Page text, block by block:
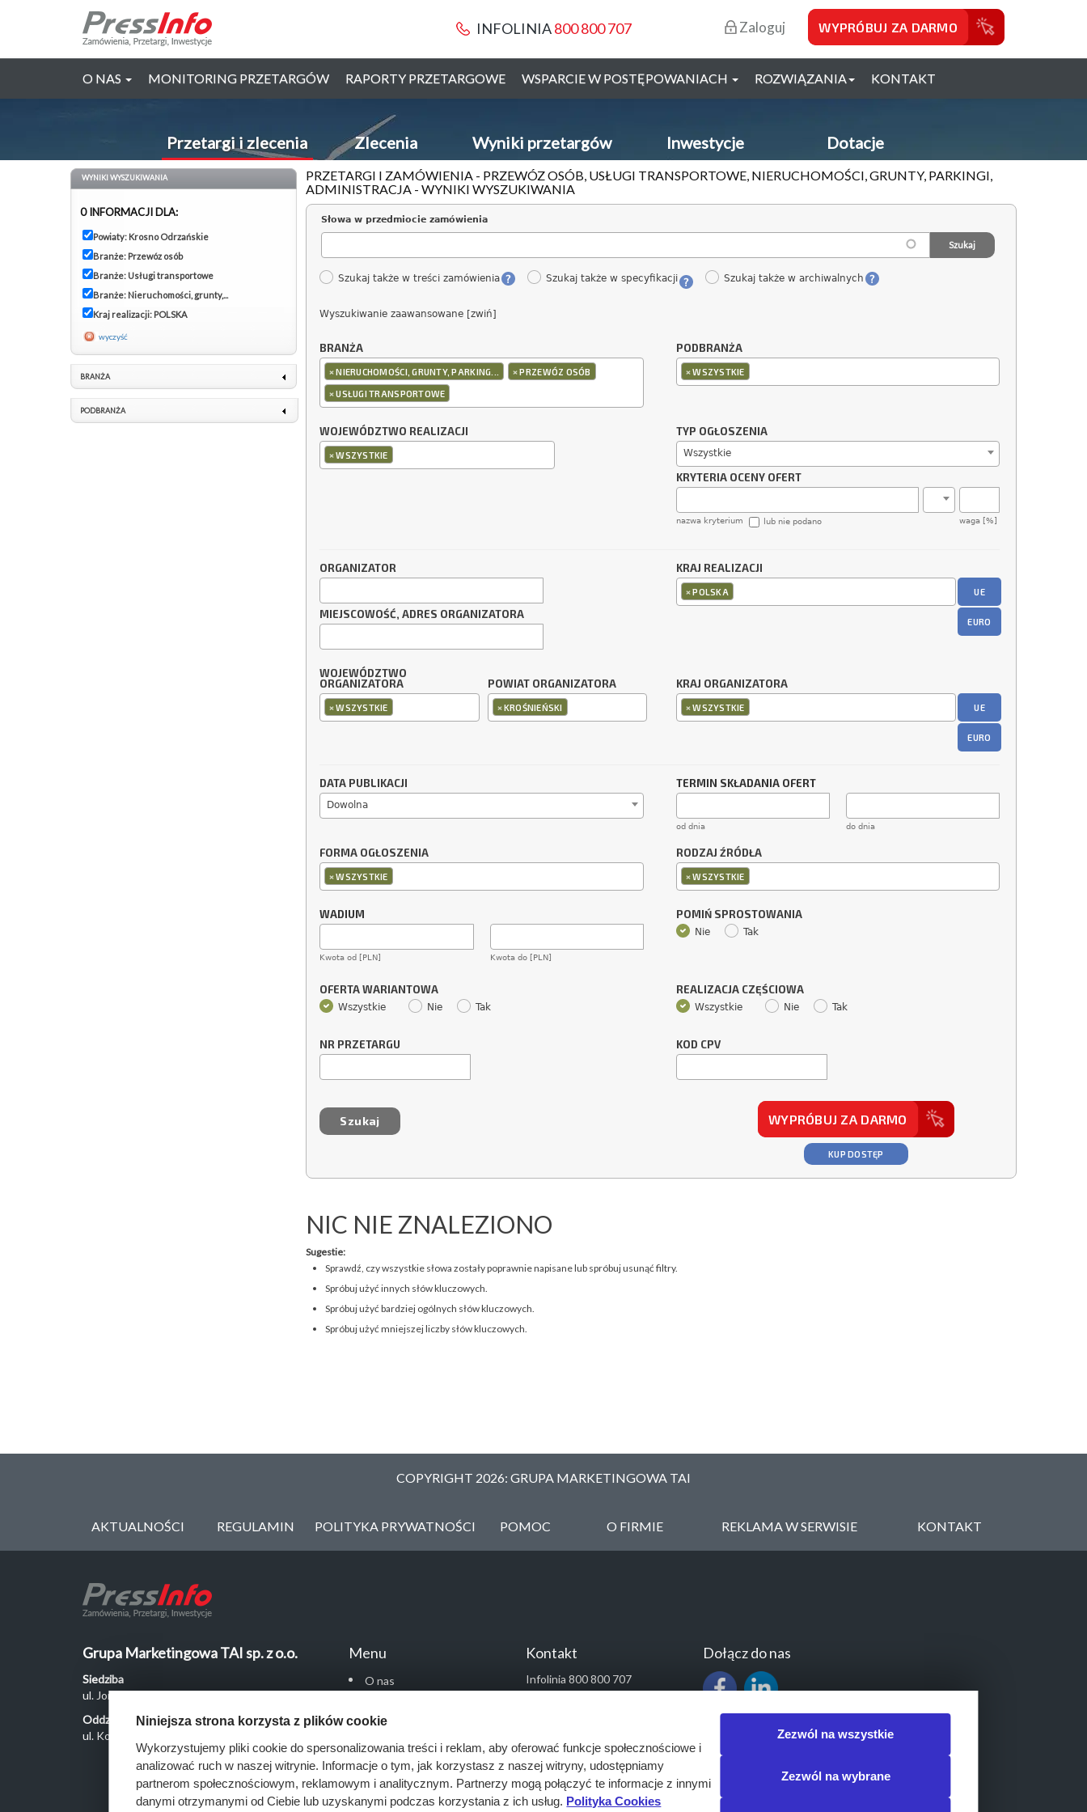
INFOLINIA800 800 707 Zaloguj WYPRÓBUJ ZA DARMO
O NAS MONITORING PRZETARGÓW RAPORTY PRZETARGOWE WSPARCIE W POSTĘPOWANIACH ROZWIĄZANIA KONTAKT
Przetargi i zlecenia Zlecenia Wyniki przetargów Inwestycje Dotacje
PRZETARGI I ZAMÓWIENIA - PRZEWÓZ OSÓB, USŁUGI TRANSPORTOWE, NIERUCHOMOŚCI, GRUNTY, PARKINGI,
ADMINISTRACJA - WYNIKI WYSZUKIWANIA
Słowa w przedmiocie zamówienia
Szukaj także w treści zamówienia Szukaj także w specyfikacji Szukaj także w archiwalnych
Wyszukiwanie zaawansowane [zwiń]
BRANŻA
×NIERUCHOMOŚCI, GRUNTY, PARKING... ×PRZEWÓZ OSÓB
×USŁUGI TRANSPORTOWE
PODBRANŻA
×WSZYSTKIE
WOJEWÓDZTWO REALIZACJI
×WSZYSTKIE
TYP OGŁOSZENIA
Wszystkie
KRYTERIA OCENY OFERT
nazwa kryterium waga [%]
lub nie podano
ORGANIZATOR
MIEJSCOWOŚĆ, ADRES ORGANIZATORA
KRAJ REALIZACJI
×POLSKA UE
EURO
WOJEWÓDZTWO
ORGANIZATORA
×WSZYSTKIE
POWIAT ORGANIZATORA
×KROŚNIEŃSKI
KRAJ ORGANIZATORA
×WSZYSTKIE UE
EURO
DATA PUBLIKACJI
Dowolna
TERMIN SKŁADANIA OFERT
od dnia do dnia
FORMA OGŁOSZENIA
×WSZYSTKIE
RODZAJ ŹRÓDŁA
×WSZYSTKIE
WADIUM
Kwota od [PLN] Kwota do [PLN]
POMIŃ SPROSTOWANIA
Nie Tak
OFERTA WARIANTOWA
Wszystkie Nie Tak
REALIZACJA CZĘŚCIOWA
Wszystkie Nie Tak
NR PRZETARGU KOD CPV
WYPRÓBUJ ZA DARMO
KUP DOSTĘP
NIC NIE ZNALEZIONO
Sugestie:
Sprawdź, czy wszystkie słowa zostały poprawnie napisane lub spróbuj usunąć filtry.
Spróbuj użyć innych słów kluczowych.
Spróbuj użyć bardziej ogólnych słów kluczowych.
Spróbuj użyć mniejszej liczby słów kluczowych.
WYNIKI WYSZUKIWANIA
0 INFORMACJI DLA:
Powiaty: Krosno Odrzańskie
Branże: Przewóz osób
Branże: Usługi transportowe
Branże: Nieruchomości, grunty,...
Kraj realizacji: POLSKA
wyczyść
BRANŻA
PODBRANŻA
COPYRIGHT 2026: GRUPA MARKETINGOWA TAI
AKTUALNOŚCI REGULAMIN POLITYKA PRYWATNOŚCI POMOC O FIRMIE REKLAMA W SERWISIE KONTAKT
Grupa Marketingowa TAI sp. z o.o.
Siedziba
ul. Jordanowska 12, 04-204 Warszawa
Oddział Poznań
ul. Kochanowskiego 18/6, 60-846 Poznań
Menu
O nas
Monitoring przetargów
Raporty przetargowe
Ustawienia cookies
Kontakt
Kontakt
Infolinia 800 800 707
kontakt@pressinfo.pl
Dołącz do nas
Niniejsza strona korzysta z plików cookie
Wykorzystujemy pliki cookie do spersonalizowania treści i reklam, aby oferować funkcje społecznościowe i
analizować ruch w naszej witrynie. Informacje o tym, jak korzystasz z naszej witryny, udostępniamy
partnerom społecznościowym, reklamowym i analitycznym. Partnerzy mogą połączyć te informacje z innymi
danymi otrzymanymi od Ciebie lub uzyskanymi podczas korzystania z ich usług. Polityka Cookies
Zezwól na wszystkie
Zezwól na wybrane